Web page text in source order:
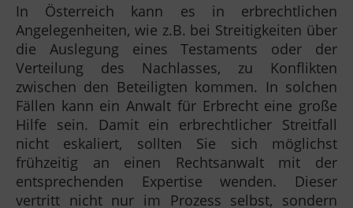
In Österreich kann es in erbrechtlichen
Angelegenheiten, wie z.B. bei Streitigkeiten über
die Auslegung eines Testaments oder der
Verteilung des Nachlasses, zu Konflikten
zwischen den Beteiligten kommen. In solchen
Fällen kann ein Anwalt für Erbrecht eine große
Hilfe sein. Damit ein erbrechtlicher Streitfall
nicht eskaliert, sollten Sie sich möglichst
frühzeitig an einen Rechtsanwalt mit der
entsprechenden Expertise wenden. Dieser
vertritt nicht nur im Prozess selbst, sondern